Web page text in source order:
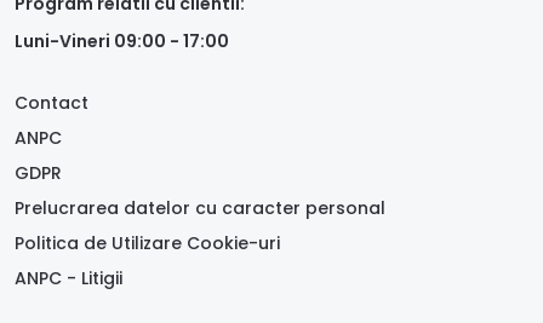
Luni-Vineri 09:00 - 17:00
Contact
ANPC
GDPR
Prelucrarea datelor cu caracter personal
Politica de Utilizare Cookie-uri
ANPC - Litigii